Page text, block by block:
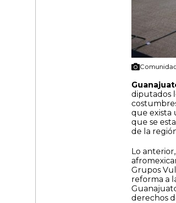
diputados
que exista
que se
de la
Lo
Grupos
reforma a
derechos